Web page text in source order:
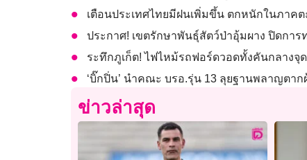
เตือนประเทศไทยมีฝนเพิ่มขึ้น ตกหนักในภาค
ประกาศ! เขตรักษาพันธุ์สัตว์ป่าอุ้มผาง ปิดการ
ระทึกภูเก็ต! ไฟไหม้รถฟอร์ดวอดทั้งคันกลาง
‘บิ๊กปิ่น’ นำคณะ บรอ.รุ่น 13 ลุยฐานพลาญตา
ข่าวล่าสุด